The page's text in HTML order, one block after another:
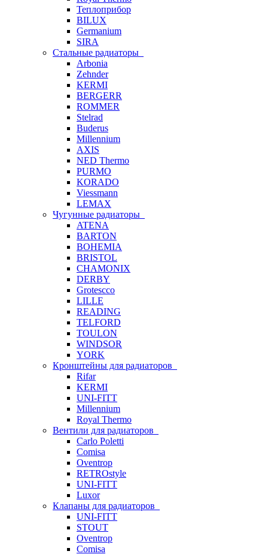
Теплоприбор
BILUX
Germanium
SIRA
Стальные радиаторы
Arbonia
Zehnder
KERMI
BERGERR
ROMMER
Stelrad
Buderus
Millennium
AXIS
NED Thermo
PURMO
KORADO
Viessmann
LEMAX
Чугунные радиаторы
ATENA
BARTON
BOHEMIA
BRISTOL
CHAMONIX
DERBY
Grotescco
LILLE
READING
TELFORD
TOULON
WINDSOR
YORK
Кронштейны для радиаторов
Rifar
KERMI
UNI-FITT
Millennium
Royal Thermo
Вентили для радиаторов
Carlo Poletti
Comisa
Oventrop
RETROstyle
UNI-FITT
Luxor
Клапаны для радиаторов
UNI-FITT
STOUT
Oventrop
Comisa